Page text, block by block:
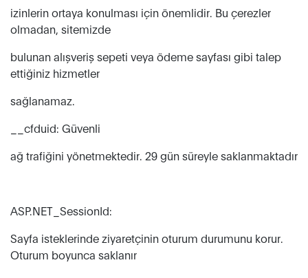
izinlerin ortaya konulması için önemlidir. Bu çerezler
olmadan, sitemizde
bulunan alışveriş sepeti veya ödeme sayfası gibi talep
ettiğiniz hizmetler
sağlanamaz.
__cfduid: Güvenli
ağ trafiğini yönetmektedir. 29 gün süreyle saklanmaktadır
ASP.NET_SessionId:
Sayfa isteklerinde ziyaretçinin oturum durumunu korur.
Oturum boyunca saklanır